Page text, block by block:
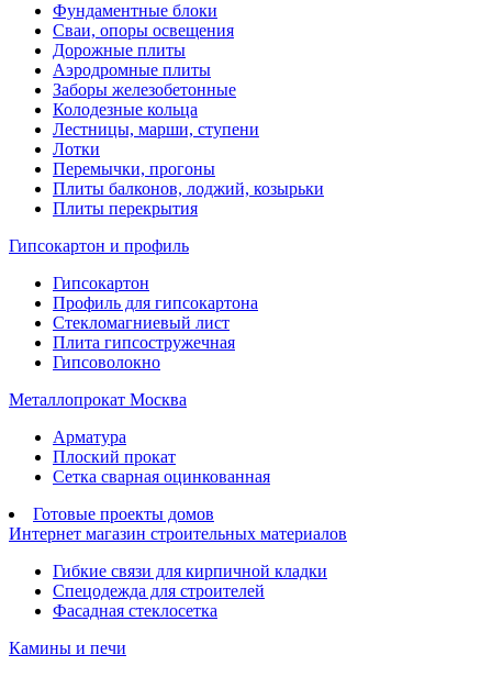
Фундаментные блоки
Сваи, опоры освещения
Дорожные плиты
Аэродромные плиты
Заборы железобетонные
Колодезные кольца
Лестницы, марши, ступени
Лотки
Перемычки, прогоны
Плиты балконов, лоджий, козырьки
Плиты перекрытия
Гипсокартон и профиль
Гипсокартон
Профиль для гипсокартона
Стекломагниевый лист
Плита гипсостружечная
Гипсоволокно
Металлопрокат Москва
Арматура
Плоский прокат
Сетка сварная оцинкованная
Готовые проекты домов
Интернет магазин строительных материалов
Гибкие связи для кирпичной кладки
Спецодежда для строителей
Фасадная стеклосетка
Камины и печи